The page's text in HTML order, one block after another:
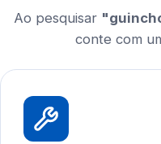
Ao pesquisar
conte com